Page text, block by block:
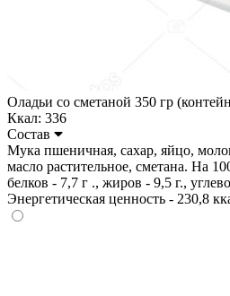
Оладьи со сметаной 350 гр
Ккал: 336
Состав
Мука пшеничная, сахар, яйцо,
масло растительное, сметана. На
белков - 7,7 г ., жиров - 9,5 г.,
Энергетическая ценность - 230,8